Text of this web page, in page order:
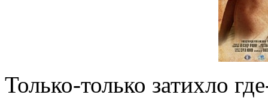
Только-только затихло